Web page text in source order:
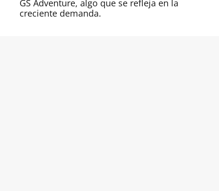
GS Adventure, algo que se refleja en la
creciente demanda.